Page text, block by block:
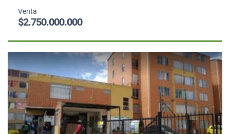
Venta
$2.750.000.000